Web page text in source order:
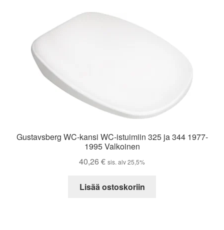
Gustavsberg WC-kansi WC-istuimiin 325 ja 344 1977-
1995 Valkoinen
40,26 € sis. alv 25,5%
Lisää ostoskoriin